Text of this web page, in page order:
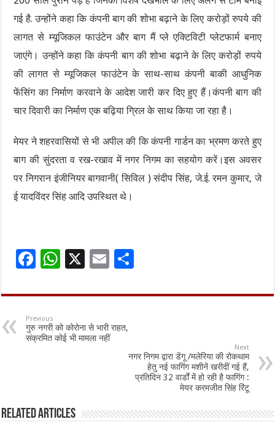
गई है. उन्होंने कहा कि कंपनी बाग की शोभा बढ़ाने के लिए करोड़ों रुपये की
लागत से म्यूजिकल फाउंटेन और बाग मैं प्ले एक्टिविटी प्लेटफार्म बनाए
जाएंगे। उन्होंने कहा कि कंपनी बाग की शोभा बढ़ाने के लिए करोड़ों रुपये
की लागत से म्यूजिकल फाउंटेन के साथ-साथ कंपनी बाकी आधुनिक
फेंसिंग का निर्माण करवाने के आदेश जारी कर दिए हुए हैं।कंपनी बाग की
चार दिवारी का निर्माण एक बढ़िया ग्रिल के साथ किया जा रहा है।
मेयर ने शहरवासियों से भी अपील की कि कंपनी गार्डन का भ्रमण करते हुए
बाग की सुंदरता व रख-रखाव में नगर निगम का सहयोग करें।इस अवसर
पर निगरान इंजीनियर बागवानी( सिविल ) संदीप सिंह, जे.ई. रमन कुमार, जे
ई यादविंदर सिंह आदि उपस्थित थे।
F
e
b
o
W
at
sA
p
X
E
ai ar
Previous
गुरु नगरी को कोरोना से भारी राहत,
संक्रमित कोई भी मामला नहीं
Next
नगर निगम द्वारा डेंगू /मलेरिया की रोकथाम
हेतु नई फागिंग मशीनें खरीदीं गई हैं,
प्रतिदिन 32 वार्डों में हो रही है फागिंग :
मेयर करमजीत सिंह रिंटू
Related Articles